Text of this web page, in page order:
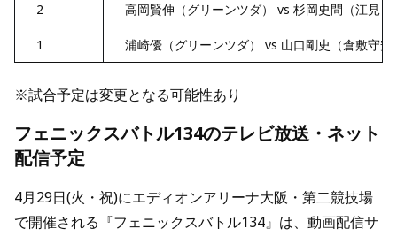
2 高岡賢伸（グリーンツダ） vs 杉岡史問（江見）
1 浦崎優（グリーンツダ） vs 山口剛史（倉敷守安
※試合予定は変更となる可能性あり
フェニックスバトル134のテレビ放送・ネット
配信予定
4月29日(火・祝)にエディオンアリーナ大阪・第二競技場
で開催される『フェニックスバトル134』は、動画配信サ